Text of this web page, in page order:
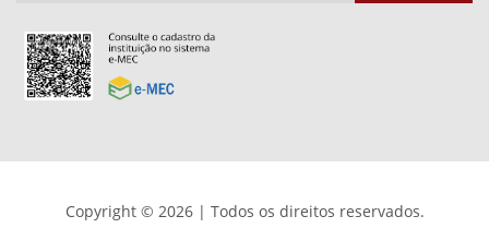
Copyright © 2026 | Todos os direitos reservados.